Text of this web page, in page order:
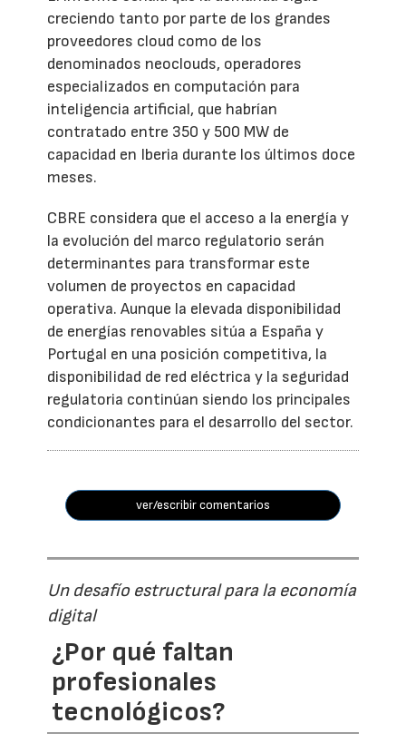
creciendo tanto por parte de los grandes
proveedores cloud como de los
denominados neoclouds, operadores
especializados en computación para
inteligencia artificial, que habrían
contratado entre 350 y 500 MW de
capacidad en Iberia durante los últimos doce
meses.
CBRE considera que el acceso a la energía y
la evolución del marco regulatorio serán
determinantes para transformar este
volumen de proyectos en capacidad
operativa. Aunque la elevada disponibilidad
de energías renovables sitúa a España y
Portugal en una posición competitiva, la
disponibilidad de red eléctrica y la seguridad
regulatoria continúan siendo los principales
condicionantes para el desarrollo del sector.
ver/escribir comentarios
Un desafío estructural para la economía
digital
¿Por qué faltan
profesionales
tecnológicos?